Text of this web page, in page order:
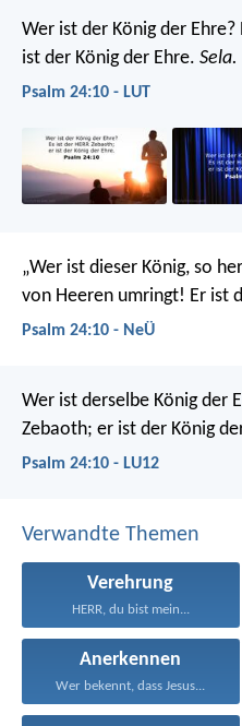
Wer ist der König der Ehre?
ist der König der Ehre. Sela.
Psalm 24:10 - LUT
„Wer ist dieser König, so
von Heeren umringt! Er ist
Psalm 24:10 - NeÜ
Wer ist derselbe König der
Zebaoth; er ist der König
Psalm 24:10 - LU12
Verwandte Themen
Verehrung
HERR, du bist mein...
Anerkennen
Wer bekennt, dass Jesus...